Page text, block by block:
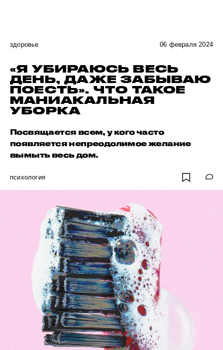
здоровье 06 февраля 2024
«Я УБИРАЮСЬ ВЕСЬ
ДЕНЬ, ДАЖЕ ЗАБЫВАЮ
ПОЕСТЬ». ЧТО ТАКОЕ
МАНИАКАЛЬНАЯ
УБОРКА
Посвящается всем, у кого часто
появляется непреодолимое желание
вымыть весь дом.
психология